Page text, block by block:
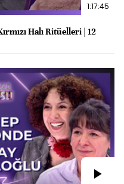
1:17:45
Halı Ritüelleri | 12